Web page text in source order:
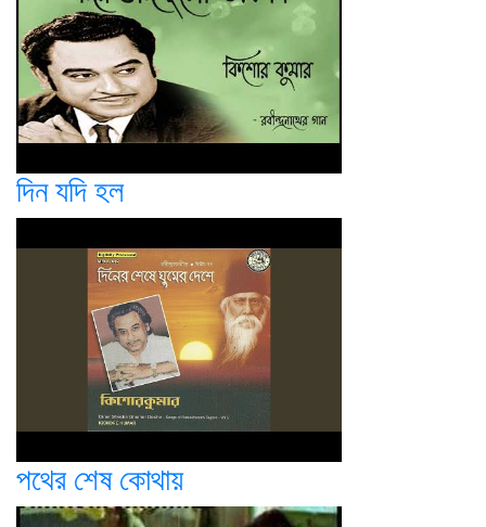
দিন যদি হল
পথের শেষ কোথায়